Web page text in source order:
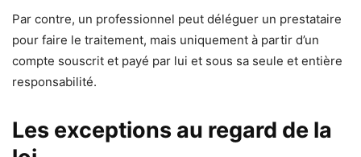
Par contre, un professionnel peut déléguer un prestataire
pour faire le traitement, mais uniquement à partir d’un
compte souscrit et payé par lui et sous sa seule et entière
responsabilité.
Les exceptions au regard de la